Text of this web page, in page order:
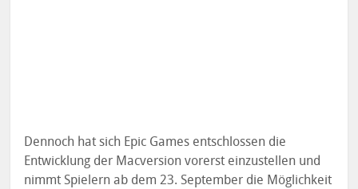
Dennoch hat sich Epic Games entschlossen die
Entwicklung der Macversion vorerst einzustellen und
nimmt Spielern ab dem 23. September die Möglichkeit